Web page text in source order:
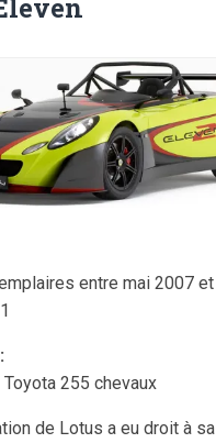
entre mai 2007 et
255 chevaux
de Lotus a eu droit à sa